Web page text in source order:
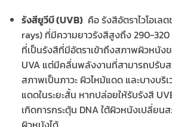
รังสียูวีบี (UVB)คือ รังสีอัตราไวโอเล
rays) ที่มีความยาวรังสีสูงถึง 290-
ที่เป็นรังสีที่มีอัตราเข้าถึงสภาพผิวหนัง
UVA แต่มีคลื่นพลังงานที่สามารถปรับ
สภาพเป็นภาวะ ผิวไหม้แดด และบางบริ
แดดในระยะสั้น หากปล่อยให้รับรังสี
เกิดการกระตุ้น DNA ใต้ผิวหนังเปลี่ยน